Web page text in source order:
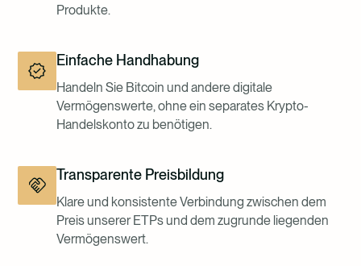
Produkte.
Einfache Handhabung
Handeln Sie Bitcoin und andere digitale
Vermögenswerte, ohne ein separates Krypto-
Handelskonto zu benötigen.
Transparente Preisbildung
Klare und konsistente Verbindung zwischen dem
Preis unserer ETPs und dem zugrunde liegenden
Vermögenswert.